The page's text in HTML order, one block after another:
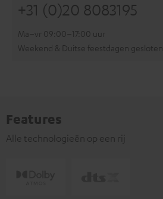
+31 (0)20 8083195
Ma–vr 09:00–17:00 uur
Weekend & Duitse feestdagen gesloten
Features
Alle technologieën op een rij